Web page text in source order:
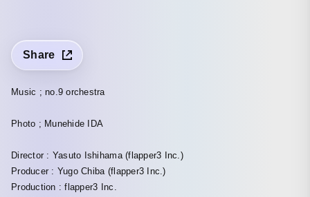
Share
Music ; no.9 orchestra
Photo ; Munehide IDA
Director : Yasuto Ishihama (flapper3 Inc.)
Producer : Yugo Chiba (flapper3 Inc.)
Production : flapper3 Inc.